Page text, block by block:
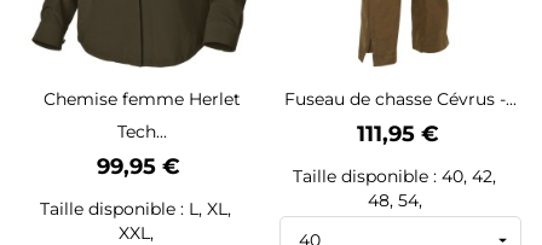
Chemise femme Herlet
Tech...
Prix
99,95 €
Taille disponible : L, XL,
XXL,
Fuseau de chasse Cévrus -...
Prix
111,95 €
Taille disponible : 40, 42,
48, 54,